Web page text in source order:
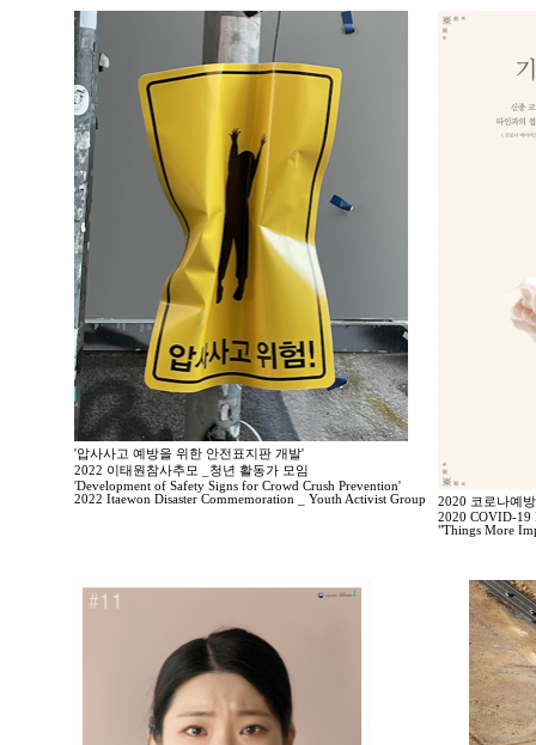
'압사사고 예방을 위한 안전표지판 개발'
2022 이태원참사추모 _청년 활동가 모임
'Development of Safety Signs for Crowd Crush Prevention'
2022 Itaewon Disaster Commemoration _ Youth Activist Group
2020 코로나예
2020 COVID-19
"Things More